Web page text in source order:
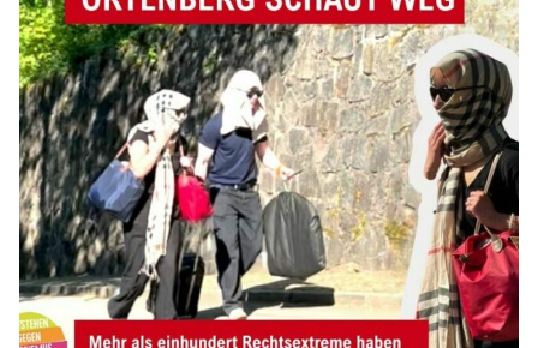
öffentliche Raum wurde stattdessen mit linken Inhalten
gefüllt. Somit feierten wir in diesem […]